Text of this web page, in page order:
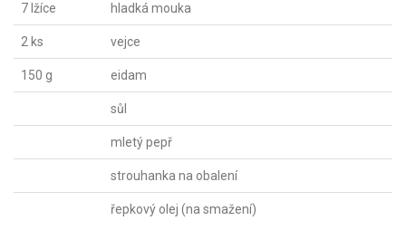
7 lžíce hladká mouka
2 ks vejce
150 g eidam
sůl
mletý pepř
strouhanka na obalení
řepkový olej (na smažení)